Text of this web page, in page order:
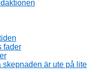
fader
är ute på lite